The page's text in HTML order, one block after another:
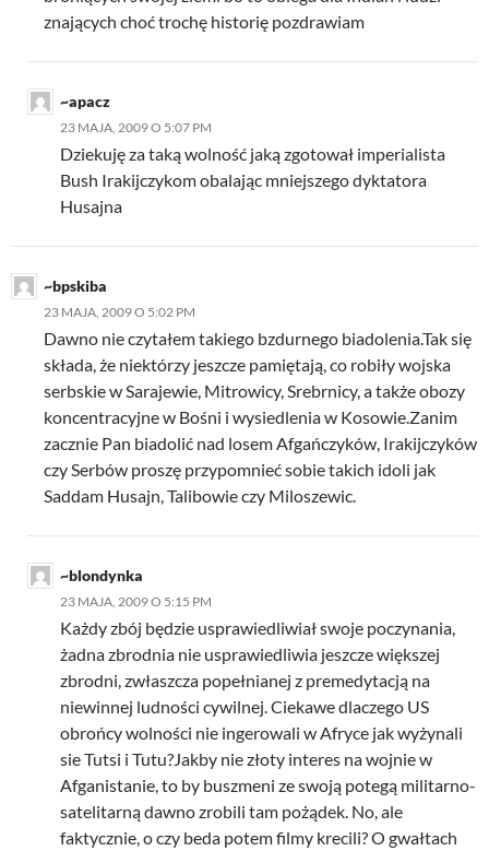
znających choć trochę historię pozdrawiam
~apacz
23 MAJA, 2009 O 5:07 PM
Dziekuję za taką wolność jaką zgotował imperialista
Bush Irakijczykom obalając mniejszego dyktatora
Husajna
~bpskiba
23 MAJA, 2009 O 5:02 PM
Dawno nie czytałem takiego bzdurnego biadolenia.Tak się
składa, że niektórzy jeszcze pamiętają, co robiły wojska
serbskie w Sarajewie, Mitrowicy, Srebrnicy, a także obozy
koncentracyjne w Bośni i wysiedlenia w Kosowie.Zanim
zacznie Pan biadolić nad losem Afgańczyków, Irakijczyków
czy Serbów proszę przypomnieć sobie takich idoli jak
Saddam Husajn, Talibowie czy Miloszewic.
~blondynka
23 MAJA, 2009 O 5:15 PM
Każdy zbój będzie usprawiedliwiał swoje poczynania,
żadna zbrodnia nie usprawiedliwia jeszcze większej
zbrodni, zwłaszcza popełnianej z premedytacją na
niewinnej ludności cywilnej. Ciekawe dlaczego US
obrońcy wolności nie ingerowali w Afryce jak wyżynali
sie Tutsi i Tutu?Jakby nie złoty interes na wojnie w
Afganistanie, to by buszmeni ze swoją potegą militarno-
satelitarną dawno zrobili tam pożądek. No, ale
faktycznie, o czy beda potem filmy krecili? O gwałtach